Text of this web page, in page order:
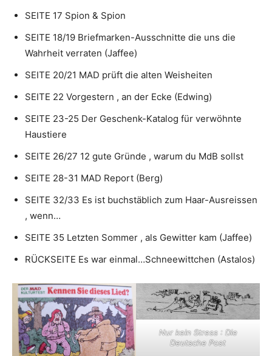
SEITE 17 Spion & Spion
SEITE 18/19 Briefmarken-Ausschnitte die uns die
Wahrheit verraten (Jaffee)
SEITE 20/21 MAD prüft die alten Weisheiten
SEITE 22 Vorgestern , an der Ecke (Edwing)
SEITE 23-25 Der Geschenk-Katalog für verwöhnte
Haustiere
SEITE 26/27 12 gute Gründe , warum du MdB sollst
SEITE 28-31 MAD Report (Berg)
SEITE 32/33 Es ist buchstäblich zum Haar-Ausreissen
, wenn…
SEITE 35 Letzten Sommer , als Gewitter kam (Jaffee)
RÜCKSEITE Es war einmal…Schneewittchen (Astalos)
Nur kein Stress : Die
Deutsche Post